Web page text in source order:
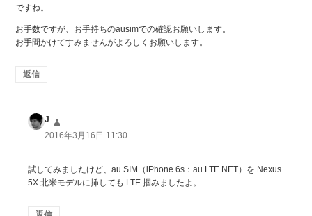
ですね。
お手数ですが、お手持ちのausimでの確認お願いします。
お手間かけてすみませんがよろしくお願いします。
返信
J
り:
2016年3月16日 11:30
試してみましたけど、au SIM（iPhone 6s：au LTE NET）を Nexus
5X 北米モデルに挿しても LTE 掴みましたよ。